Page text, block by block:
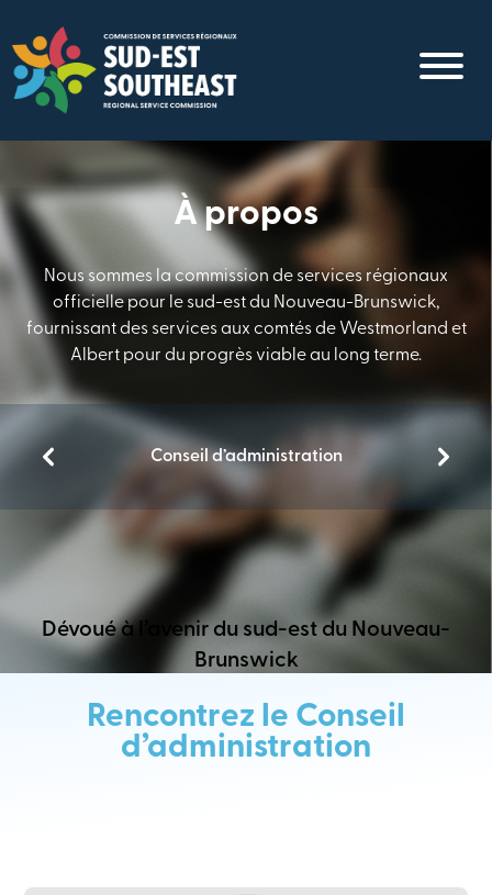
contenu
principal
À propos
Nous sommes la commission de services régionaux
officielle pour le sud-est du Nouveau-Brunswick,
fournissant des services aux comtés de Westmorland et
Albert pour du progrès viable au long terme.
Conseil d’administration
Dévoué à l’avenir du sud-est du Nouveau-
Brunswick
Rencontrez le Conseil
d’administration